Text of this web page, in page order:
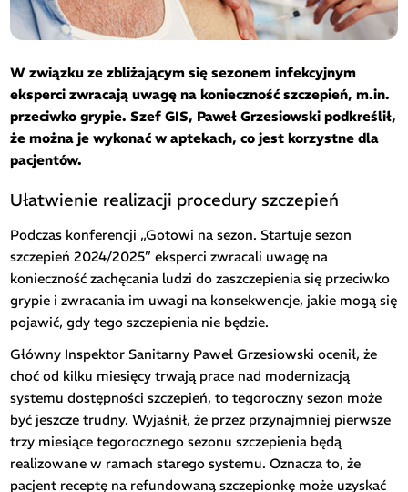
W związku ze zbliżającym się sezonem infekcyjnym
eksperci zwracają uwagę na konieczność szczepień, m.in.
przeciwko grypie. Szef GIS, Paweł Grzesiowski podkreślił,
że można je wykonać w aptekach, co jest korzystne dla
pacjentów.
Ułatwienie realizacji procedury szczepień
Podczas konferencji „Gotowi na sezon. Startuje sezon
szczepień 2024/2025” eksperci zwracali uwagę na
konieczność zachęcania ludzi do zaszczepienia się przeciwko
grypie i zwracania im uwagi na konsekwencje, jakie mogą się
pojawić, gdy tego szczepienia nie będzie.
Główny Inspektor Sanitarny Paweł Grzesiowski ocenił, że
choć od kilku miesięcy trwają prace nad modernizacją
systemu dostępności szczepień, to tegoroczny sezon może
być jeszcze trudny. Wyjaśnił, że przez przynajmniej pierwsze
trzy miesiące tegorocznego sezonu szczepienia będą
realizowane w ramach starego systemu. Oznacza to, że
pacjent receptę na refundowaną szczepionkę może uzyskać